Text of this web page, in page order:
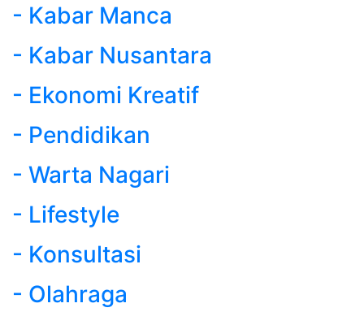
- Kabar Manca
- Kabar Nusantara
- Ekonomi Kreatif
- Pendidikan
- Warta Nagari
- Lifestyle
- Konsultasi
- Olahraga